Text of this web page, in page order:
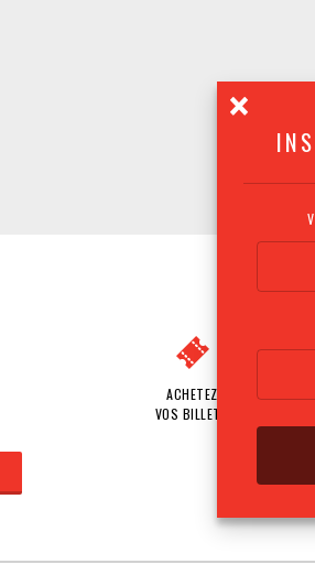
ACHETEZ
VOS BILLETS